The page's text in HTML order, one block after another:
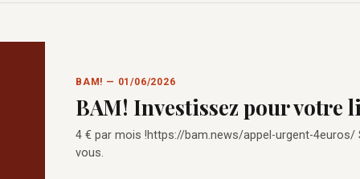
BAM! — 01/06/2026
BAM! Investissez pour votre
4 € par mois !https://bam.news/appel-urgent-4euros/
vous.